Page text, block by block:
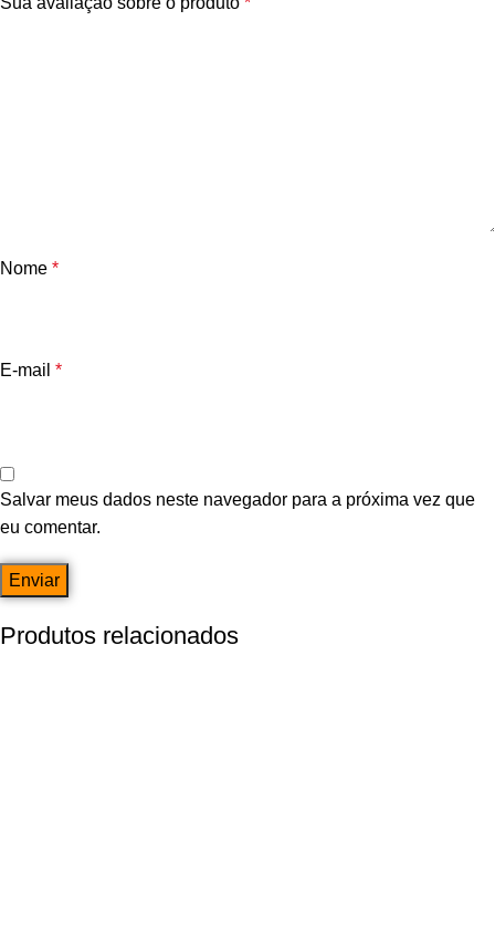
Nome *
E-mail *
Salvar meus dados neste navegador para a próxima vez que
eu comentar.
Produtos relacionados